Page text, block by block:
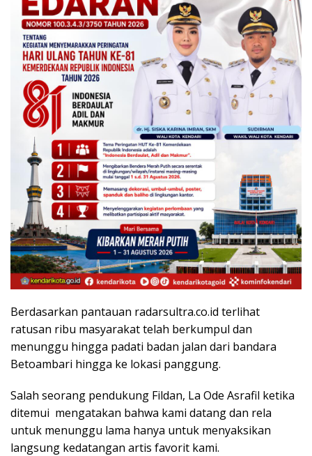
Berdasarkan pantauan radarsultra.co.id terlihat
ratusan ribu masyarakat telah berkumpul dan
menunggu hingga padati badan jalan dari bandara
Betoambari hingga ke lokasi panggung.
Salah seorang pendukung Fildan, La Ode Asrafil ketika
ditemui mengatakan bahwa kami datang dan rela
untuk menunggu lama hanya untuk menyaksikan
langsung kedatangan artis favorit kami.